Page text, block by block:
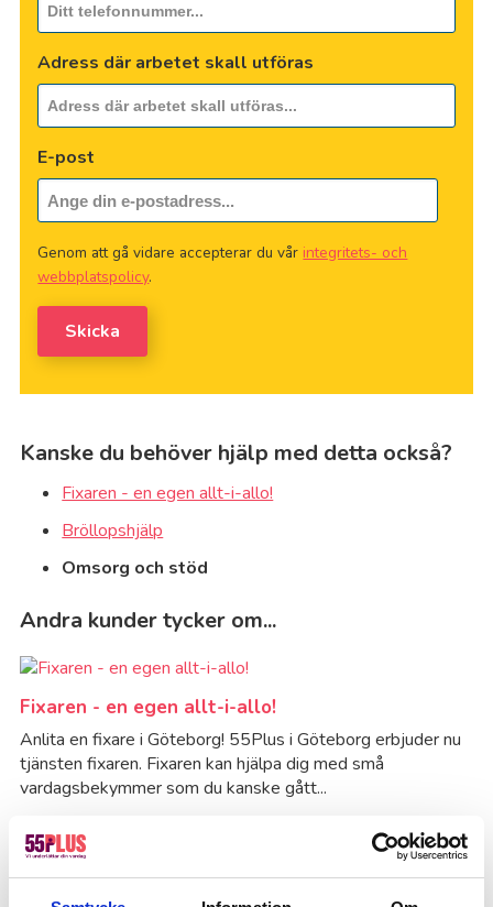
Adress där arbetet skall utföras
E-post
Genom att gå vidare accepterar du vår integritets- och
webbplatspolicy.
Skicka
Kanske du behöver hjälp med detta också?
Fixaren - en egen allt-i-allo!
Bröllopshjälp
Omsorg och stöd
Andra kunder tycker om...
Fixaren - en egen allt-i-allo!
Anlita en fixare i Göteborg! 55Plus i Göteborg erbjuder nu
tjänsten fixaren. Fixaren kan hjälpa dig med små
vardagsbekymmer som du kanske gått...
Läs mer